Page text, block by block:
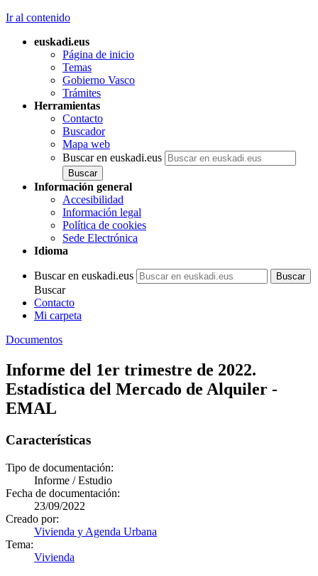
Ir al contenido
euskadi.eus
Página de inicio
Temas
Gobierno Vasco
Trámites
Herramientas
Contacto
Buscador
Mapa web
Buscar en euskadi.eus
Información general
Accesibilidad
Información legal
Política de cookies
Sede Electrónica
Idioma
Buscar en euskadi.eus
Buscar
Contacto
Mi carpeta
Documentos
Informe del 1er trimestre de 2022.
Estadística del Mercado de Alquiler -
EMAL
Características
Tipo de documentación:
Informe / Estudio
Fecha de documentación:
23/09/2022
Creado por:
Vivienda y Agenda Urbana
Tema:
Vivienda